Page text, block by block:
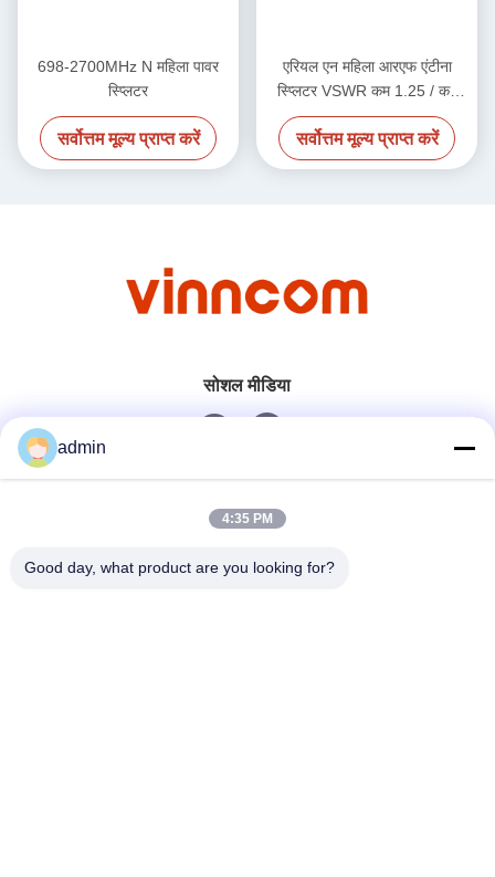
698-2700MHz N महिला पावर
स्प्लिटर
सर्वोत्तम मूल्य प्राप्त करें
एरियल एन महिला आरएफ एंटीना
स्प्लिटर VSWR कम 1.25 / कम
1.3 700-4000MHz
सर्वोत्तम मूल्य प्राप्त करें
सोशल मीडिया
त्वरित संपर्क
admin
4:35 PM
Good day, what product are you looking for?